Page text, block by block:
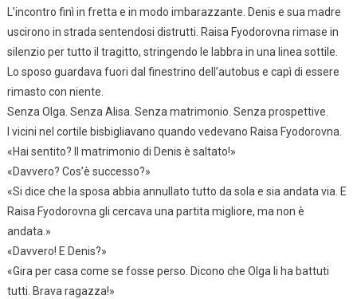
L’incontro finì in fretta e in modo imbarazzante. Denis e sua madre
uscirono in strada sentendosi distrutti. Raisa Fyodorovna rimase in
silenzio per tutto il tragitto, stringendo le labbra in una linea sottile.
Lo sposo guardava fuori dal finestrino dell’autobus e capì di essere
rimasto con niente.
Senza Olga. Senza Alisa. Senza matrimonio. Senza prospettive.
I vicini nel cortile bisbigliavano quando vedevano Raisa Fyodorovna.
«Hai sentito? Il matrimonio di Denis è saltato!»
«Davvero? Cos’è successo?»
«Si dice che la sposa abbia annullato tutto da sola e sia andata via. E
Raisa Fyodorovna gli cercava una partita migliore, ma non è
andata.»
«Davvero! E Denis?»
«Gira per casa come se fosse perso. Dicono che Olga li ha battuti
tutti. Brava ragazza!»